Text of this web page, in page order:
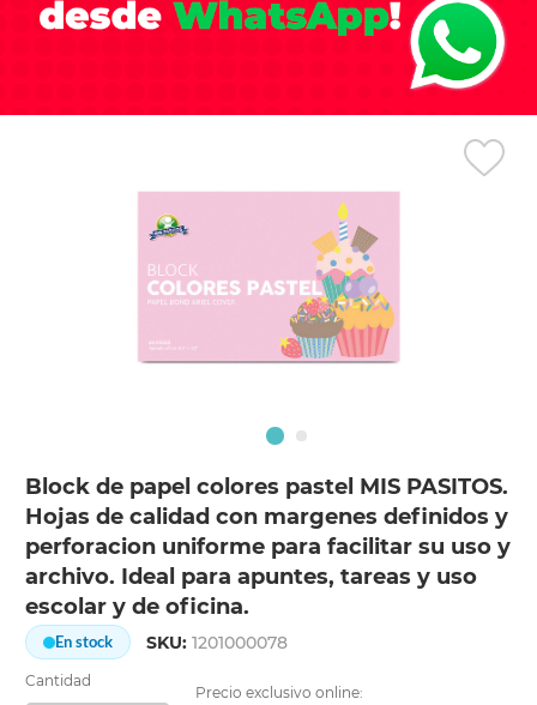
Block de papel colores pastel MIS PASITOS.
Hojas de calidad con margenes definidos y
perforacion uniforme para facilitar su uso y
archivo. Ideal para apuntes, tareas y uso
escolar y de oficina.
En stock SKU:1201000078
Cantidad
Precio exclusivo online: